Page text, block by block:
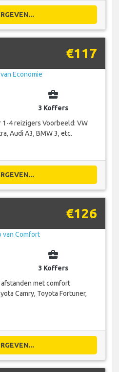
€117
business_center
3 Koffers
4 reizigers Voorbeeld: VW
Audi A3, BMW 3, etc.
€126
business_center
3 Koffers
met comfort
Camry, Toyota Fortuner,